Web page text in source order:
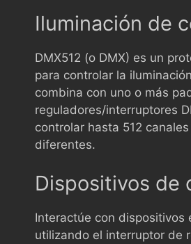
Iluminación de
DMX512 (o DMX) es un
para controlar la
combina con uno o más
reguladores/interruptores
controlar hasta 512
diferentes.
Dispositivos de
Interactúe con dispositivos
utilizando el interruptor de